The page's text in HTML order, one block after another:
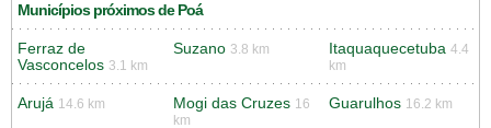
Municípios próximos de Poá
Ferraz de
Vasconcelos 3.1 km
Suzano 3.8 km Itaquaquecetuba 4.4
km
Arujá 14.6 km Mogi das Cruzes 16
km
Guarulhos 16.2 km